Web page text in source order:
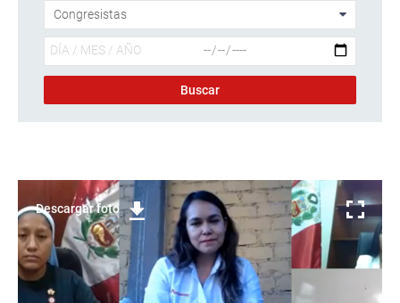
Descargar foto